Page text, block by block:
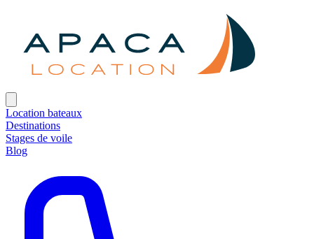
Location bateaux
Destinations
Stages de voile
Blog